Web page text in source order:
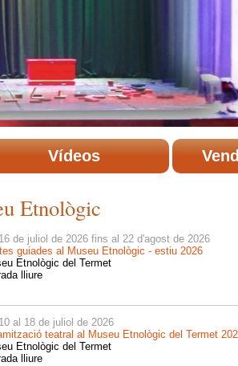
Vídeos
Etnològic
de juliol de 2026 fins al 22 d'agost de 2026
guiades al Museu Etnològic - estiu 2026
Etnològic del Termet
lliure
al 18 de juliol de 2026
teatral al Museu Etnològic del Termet
Etnològic del Termet
lliure